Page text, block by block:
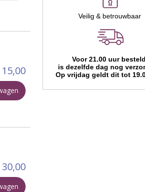
15,00
30,00
Veilig & betrouwbaar
Voor 21.00 uur
is dezelfde dag nog
Op vrijdag geldt dit tot